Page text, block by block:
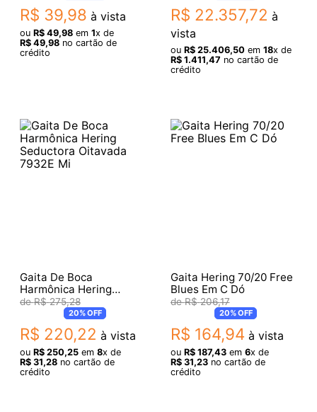
R$ 39,98 à vista
ou R$ 49,98em 1x de
R$ 49,98no cartão de
crédito
R$ 22.357,72 à
vista
ou R$ 25.406,50em 18x de
R$ 1.411,47 no cartão de
crédito
Gaita De Boca
Harmônica Hering
Seductora Oitavada
7932E Mi
R$ 275,28
20%OFF
R$ 220,22 à vista
ou R$ 250,25em 8x de
R$ 31,28no cartão de
crédito
Gaita Hering 70/20 Free
Blues Em C Dó
R$ 206,17
20%OFF
R$ 164,94 à vista
ou R$ 187,43em 6x de
R$ 31,23no cartão de
crédito